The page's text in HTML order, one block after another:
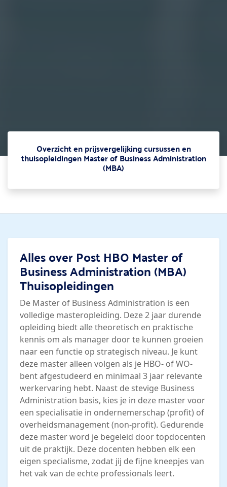
Overzicht en prijsvergelijking cursussen en
thuisopleidingen Master of Business Administration
(MBA)
Alles over Post HBO Master of
Business Administration (MBA)
Thuisopleidingen
De Master of Business Administration is een
volledige masteropleiding. Deze 2 jaar durende
opleiding biedt alle theoretisch en praktische
kennis om als manager door te kunnen groeien
naar een functie op strategisch niveau. Je kunt
deze master alleen volgen als je HBO- of WO-
bent afgestudeerd en minimaal 3 jaar relevante
werkervaring hebt. Naast de stevige Business
Administration basis, kies je in deze master voor
een specialisatie in ondernemerschap (profit) of
overheidsmanagement (non-profit). Gedurende
deze master word je begeleid door topdocenten
uit de praktijk. Deze docenten hebben elk een
eigen specialisme, zodat jij de fijne kneepjes van
het vak van de echte professionals leert.